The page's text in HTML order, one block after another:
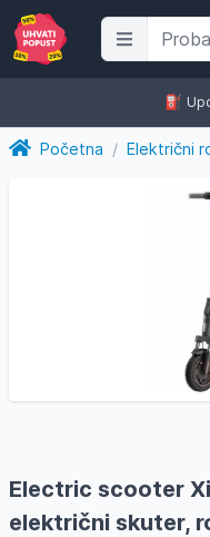
⛽️
Početna / Električni
Electric scooter
električni skuter,